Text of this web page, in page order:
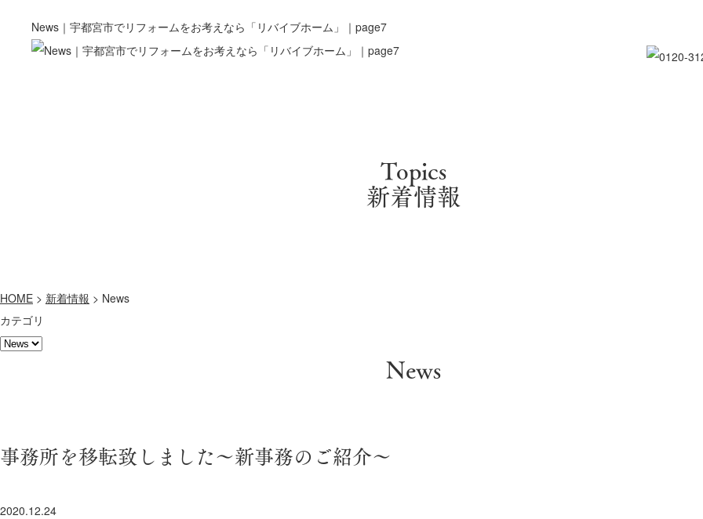
News｜宇都宮市でリフォームをお考えなら「リバイブホーム」｜page7
Topics
新着情報
HOME > 新着情報 > News
カテゴリ
News
事務所を移転致しました～新事務のご紹介～
2020.12.24